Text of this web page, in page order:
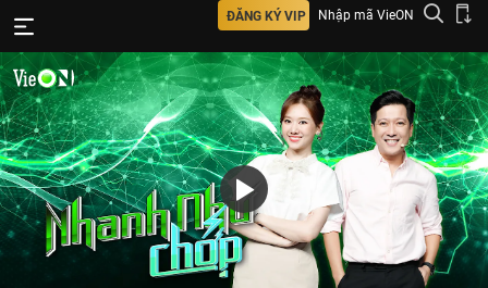
ĐĂNG KÝ VIP Nhập mã VieON